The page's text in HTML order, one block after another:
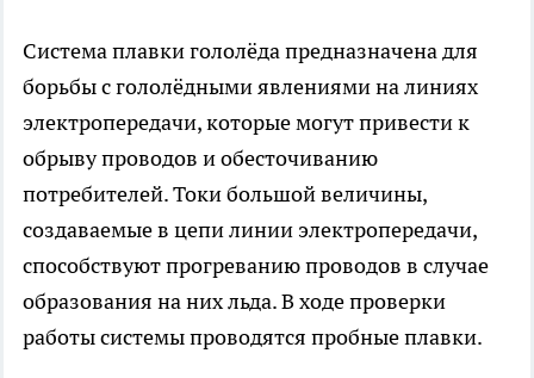
Система плавки гололёда предназначена для
борьбы с гололёдными явлениями на линиях
электропередачи, которые могут привести к
обрыву проводов и обесточиванию
потребителей. Токи большой величины,
создаваемые в цепи линии электропередачи,
способствуют прогреванию проводов в случае
образования на них льда. В ходе проверки
работы системы проводятся пробные плавки.